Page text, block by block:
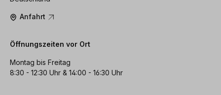
Anfahrt
Öffnungszeiten vor Ort
Montag bis Freitag
8:30 - 12:30 Uhr & 14:00 - 16:30 Uhr